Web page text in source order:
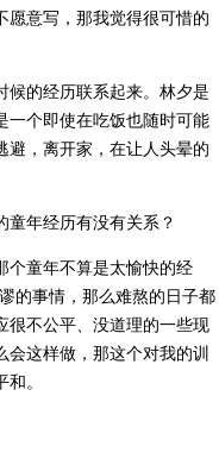
愿意写，那我觉得很可惜的
候的经历联系起来。林夕是
一个即使在吃饭也随时可能
避，离开家，在让人头晕的
童年经历有没有关系？
个童年不算是太愉快的经
的事情，那么难熬的日子都
很不公平、没道理的一些现
这样做，那这个对我的训
。